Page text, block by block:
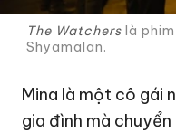
The Watcherslà
Shyamalan.
Mina là một cô gái
gia đình mà